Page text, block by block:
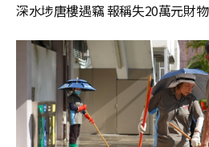
深水埗唐樓遇竊 報稱失20萬元財